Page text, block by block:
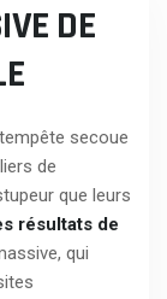
DE
secoue
de
que leurs
résultats de
qui